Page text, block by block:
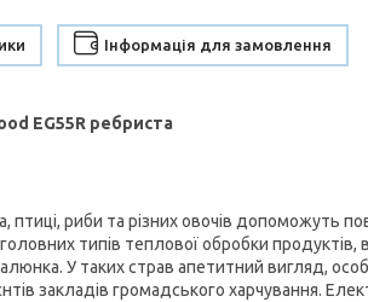
Інформація для замовлення
EG55R ребриста
птиці, риби та різних овочів допоможуть
типів теплової обробки продуктів,
У таких страв апетитний вигляд,
закладів громадського харчування.